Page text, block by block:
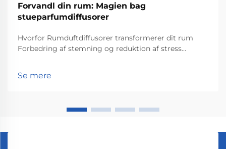
Forvandl din rum: Magien bag
stueparfumdiffusorer
Hvorfor Rumduftdiffusorer transformerer dit rum
Forbedring af stemning og reduktion af stress
psykologer har fundet ud af angående lugters
Se mere